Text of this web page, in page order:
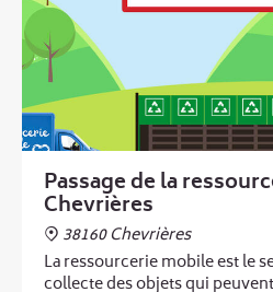
Passage de la
Chevrières
38160 Chevrières
La ressourcerie mobile est le
collecte des objets qui